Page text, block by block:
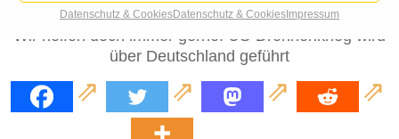
Datenschutz & CookiesDatenschutz & Cookies Impressum
Wir helfen doch immer gerne: US-Drohnenkrieg wird
über Deutschland geführt